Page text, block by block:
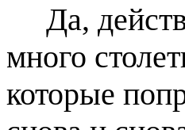
Да,
много
которые